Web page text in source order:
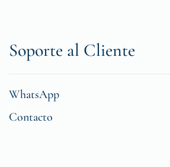
Soporte al Cliente
WhatsApp
Contacto